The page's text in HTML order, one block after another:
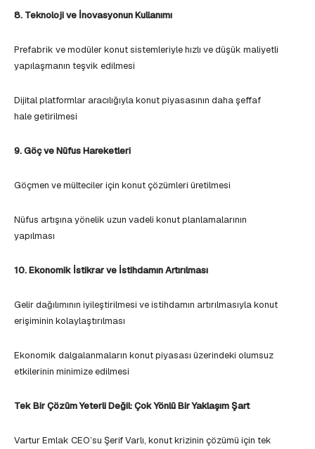
8. Teknoloji ve İnovasyonun Kullanımı
Prefabrik ve modüler konut sistemleriyle hızlı ve düşük maliyetli
yapılaşmanın teşvik edilmesi
Dijital platformlar aracılığıyla konut piyasasının daha şeffaf
hale getirilmesi
9. Göç ve Nüfus Hareketleri
Göçmen ve mülteciler için konut çözümleri üretilmesi
Nüfus artışına yönelik uzun vadeli konut planlamalarının
yapılması
10. Ekonomik İstikrar ve İstihdamın Artırılması
Gelir dağılımının iyileştirilmesi ve istihdamın artırılmasıyla konut
erişiminin kolaylaştırılması
Ekonomik dalgalanmaların konut piyasası üzerindeki olumsuz
etkilerinin minimize edilmesi
Tek Bir Çözüm Yeterli Değil: Çok Yönlü Bir Yaklaşım Şart
Vartur Emlak CEO’su Şerif Varlı, konut krizinin çözümü için tek